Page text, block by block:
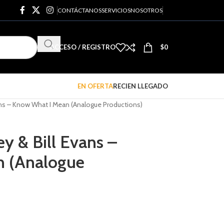
CONTÁCTANOSSERVICIOSNOSOTROS
ACCESO / REGISTRO $0
EN OFERTARECIEN LLEGADO
– Know What I Mean (Analogue Productions)
& Bill Evans –
(Analogue